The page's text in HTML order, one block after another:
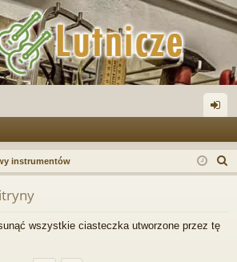
og
uj
ę
instrumentów
z
wszystkie ciasteczka utworzone przez tę